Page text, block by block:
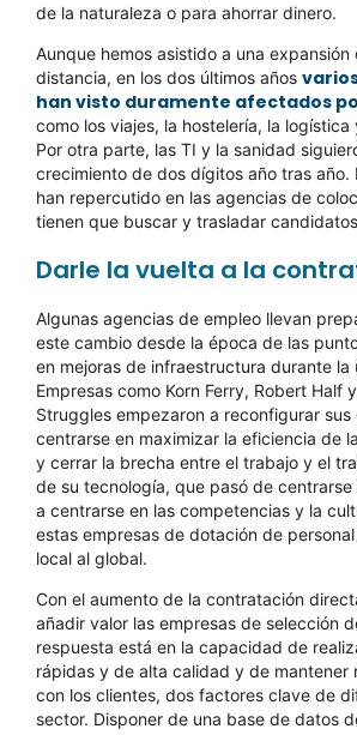
de la naturaleza o para ahorrar dinero.
Aunque hemos asistido a una expansión
distancia, en los dos últimos años
han visto duramente afectados
como los viajes, la hostelería, la logística
Por otra parte, las TI y la sanidad
crecimiento de dos dígitos año tras año.
han repercutido en las agencias de
tienen que buscar y trasladar
Darle la vuelta a la
Algunas agencias de empleo llevan
este cambio desde la época de las
en mejoras de infraestructura durante la
Empresas como Korn Ferry, Robert Half
Struggles empezaron a reconfigurar sus
centrarse en maximizar la eficiencia de
y cerrar la brecha entre el trabajo y el
de su tecnología, que pasó de centrarse
a centrarse en las competencias y la
estas empresas de dotación de
local al global.
Con el aumento de la contratación
añadir valor las empresas de selección
respuesta está en la capacidad de
rápidas y de alta calidad y de mantener
con los clientes, dos factores clave de
sector. Disponer de una base de datos